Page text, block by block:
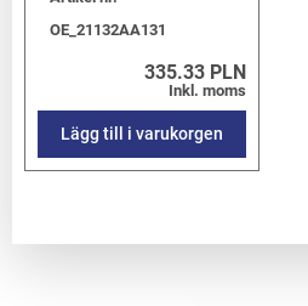
OE_21132AA131
335.33 PLN
Inkl. moms
Lägg till i varukorgen